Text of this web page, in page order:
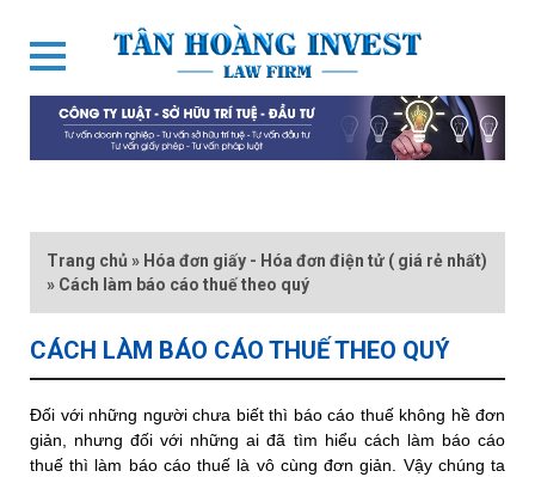
Trang chủ » Hóa đơn giấy - Hóa đơn điện tử ( giá rẻ nhất)
» Cách làm báo cáo thuế theo quý
CÁCH LÀM BÁO CÁO THUẾ THEO QUÝ
Đối với những người chưa biết thì báo cáo thuế không hề đơn
giản, nhưng đối với những ai đã tìm hiểu cách làm báo cáo
thuế thì làm báo cáo thuế là vô cùng đơn giản. Vậy chúng ta